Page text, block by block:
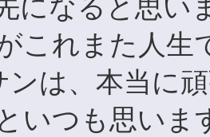
になると思
これまた人生
は、本当に
いつも思いま